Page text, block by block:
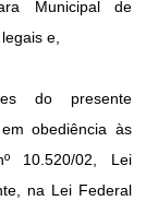
Municipal de
e,
do presente
obediência às
10.520/02, Lei
na Lei Federal